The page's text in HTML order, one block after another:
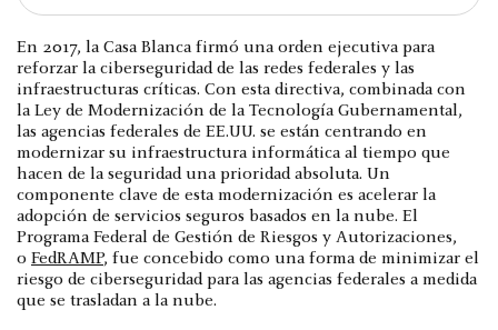
En 2017, la Casa Blanca firmó una orden ejecutiva para
reforzar la ciberseguridad de las redes federales y las
infraestructuras críticas. Con esta directiva, combinada con
la Ley de Modernización de la Tecnología Gubernamental,
las agencias federales de EE.UU. se están centrando en
modernizar su infraestructura informática al tiempo que
hacen de la seguridad una prioridad absoluta. Un
componente clave de esta modernización es acelerar la
adopción de servicios seguros basados en la nube. El
Programa Federal de Gestión de Riesgos y Autorizaciones,
o FedRAMP, fue concebido como una forma de minimizar el
riesgo de ciberseguridad para las agencias federales a medida
que se trasladan a la nube.